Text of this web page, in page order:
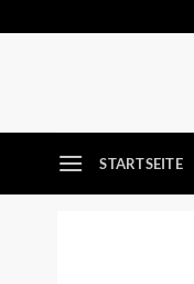
STARTSEITE